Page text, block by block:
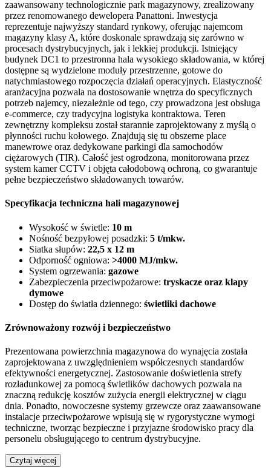
zaawansowany technologicznie park magazynowy, zrealizowany
przez renomowanego dewelopera Panattoni. Inwestycja
reprezentuje najwyższy standard rynkowy, oferując najemcom
magazyny klasy A, które doskonale sprawdzają się zarówno w
procesach dystrybucyjnych, jak i lekkiej produkcji. Istniejący
budynek DC1 to przestronna hala wysokiego składowania, w której
dostępne są wydzielone moduły przestrzenne, gotowe do
natychmiastowego rozpoczęcia działań operacyjnych. Elastyczność
aranżacyjna pozwala na dostosowanie wnętrza do specyficznych
potrzeb najemcy, niezależnie od tego, czy prowadzona jest obsługa
e-commerce, czy tradycyjna logistyka kontraktowa. Teren
zewnętrzny kompleksu został starannie zaprojektowany z myślą o
płynności ruchu kołowego. Znajdują się tu obszerne place
manewrowe oraz dedykowane parkingi dla samochodów
ciężarowych (TIR). Całość jest ogrodzona, monitorowana przez
system kamer CCTV i objęta całodobową ochroną, co gwarantuje
pełne bezpieczeństwo składowanych towarów.
Specyfikacja techniczna hali magazynowej
Wysokość w świetle: 10 m
Nośność bezpyłowej posadzki: 5 t/mkw.
Siatka słupów: 22,5 x 12 m
Odporność ogniowa: >4000 MJ/mkw.
System ogrzewania: gazowe
Zabezpieczenia przeciwpożarowe: tryskacze oraz klapy
dymowe
Dostęp do światła dziennego: świetliki dachowe
Zrównoważony rozwój i bezpieczeństwo
Prezentowana powierzchnia magazynowa do wynajęcia została
zaprojektowana z uwzględnieniem współczesnych standardów
efektywności energetycznej. Zastosowanie doświetlenia strefy
rozładunkowej za pomocą świetlików dachowych pozwala na
znaczną redukcję kosztów zużycia energii elektrycznej w ciągu
dnia. Ponadto, nowoczesne systemy grzewcze oraz zaawansowane
instalacje przeciwpożarowe wpisują się w rygorystyczne wymogi
techniczne, tworząc bezpieczne i przyjazne środowisko pracy dla
personelu obsługującego to centrum dystrybucyjne.
Czytaj więcej